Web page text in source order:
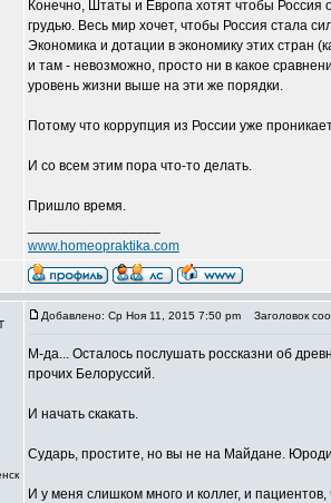
Конечно, Штаты и Европа хотят чтобы
грудью. Весь мир хочет, чтобы Россия стала
Экономика и дотации в экономику этих стран
и там - невозможно, просто ни в какое
уровень жизни выше на эти же порядки.
Потому что коррупция из России уже
И со всем этим пора что-то делать.
Пришло время.
www.homeopraktika.com
Добавлено: Ср Ноя 11, 2015 7:50 pm Заголовок
М-да... Осталось послушать россказни об
прочих Белоруссий.
И начать скакать.
Сударь, простите, но вы не на Майдане.
И у меня слишком много и коллег, и